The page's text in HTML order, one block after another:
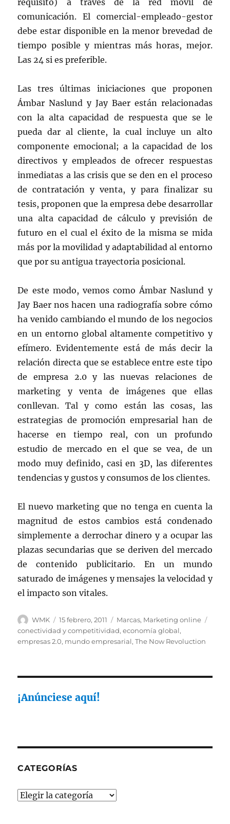
requisito) a través de la red móvil de
comunicación. El comercial-empleado-gestor
debe estar disponible en la menor brevedad de
tiempo posible y mientras más horas, mejor.
Las 24 si es preferible.
Las tres últimas iniciaciones que proponen
Ámbar Naslund y Jay Baer están relacionadas
con la alta capacidad de respuesta que se le
pueda dar al cliente, la cual incluye un alto
componente emocional; a la capacidad de los
directivos y empleados de ofrecer respuestas
inmediatas a las crisis que se den en el proceso
de contratación y venta, y para finalizar su
tesis, proponen que la empresa debe desarrollar
una alta capacidad de cálculo y previsión de
futuro en el cual el éxito de la misma se mida
más por la movilidad y adaptabilidad al entorno
que por su antigua trayectoria posicional.
De este modo, vemos como Ámbar Naslund y
Jay Baer nos hacen una radiografía sobre cómo
ha venido cambiando el mundo de los negocios
en un entorno global altamente competitivo y
efímero. Evidentemente está de más decir la
relación directa que se establece entre este tipo
de empresa 2.0 y las nuevas relaciones de
marketing y venta de imágenes que ellas
conllevan. Tal y como están las cosas, las
estrategias de promoción empresarial han de
hacerse en tiempo real, con un profundo
estudio de mercado en el que se vea, de un
modo muy definido, casi en 3D, las diferentes
tendencias y gustos y consumos de los clientes.
El nuevo marketing que no tenga en cuenta la
magnitud de estos cambios está condenado
simplemente a derrochar dinero y a ocupar las
plazas secundarias que se deriven del mercado
de contenido publicitario. En un mundo
saturado de imágenes y mensajes la velocidad y
el impacto son vitales.
Autor
WMK
Publicado
el
15 febrero, 2011 Categorías
Marcas, Marketing online
conectividad y competitividad,economía global,
empresas 2.0, mundo empresarial,The Now Revoluction
¡Anúnciese aquí!
CATEGORÍAS
Categorías